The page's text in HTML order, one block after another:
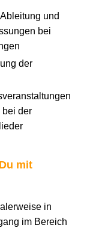
und
bei
der
bei der
mit
in
im Bereich